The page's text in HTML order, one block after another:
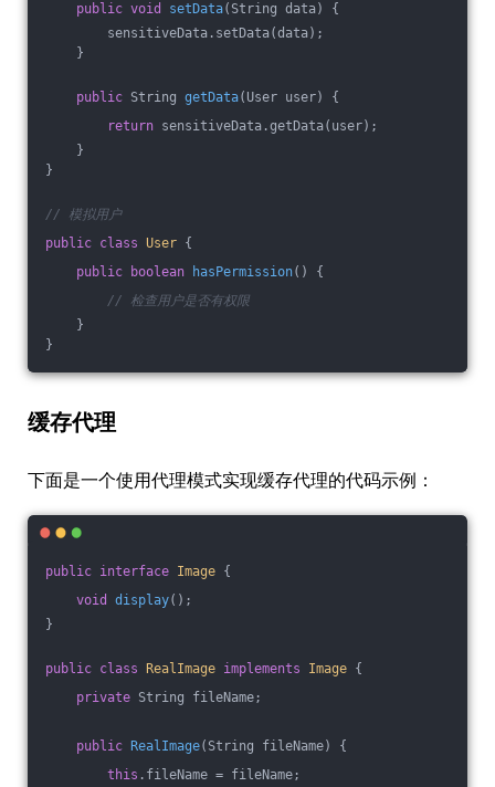
public void setData(String data)
{
sensitiveData.setData(data);
}
public String getData(User user)
{
return sensitiveData.getData(user);
}
}
// 模拟用户
public class User {
public
boolean hasPermission()
{
// 检查用户是否有权限
}
}
缓存代理
下面是一个使用代理模式实现缓存代理的代码示例：
public interface Image {
void
display() ;
}
public class RealImage implements Image {
private String fileName;
public RealImage(String fileName)
{
this .fileName = fileName;